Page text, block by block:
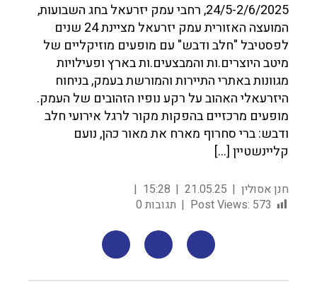
24/5-2/6/2025, רחבי עמק יזרעאל בחג השבועות,
המועצה האזורית עמק יזרעאל מציינת 24 שנים
לפסטיבל "חלב ודבש" עם מופעים מוזיקליים של
מיטב היוצרים.ות והמבצעים.ות בארץ ופעילויות
מגוונות באתרי התיירות והמורשת בעמק, בניחוח
היזרעאלי האהוב על רקע נופיו הזהובים של העמק.
מופעים מרכזיים בהפקות מקור לרגל אירועי חלב
ודבש: ברי סחרוף מארח את מאור כהן, נועם
קליינשטיין […]
חנן אסולין 21.05.25
15:28
Post Views: 573 תגובות 0